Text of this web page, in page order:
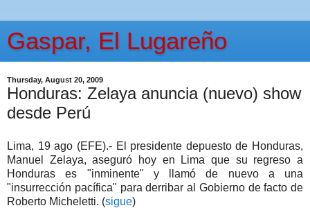
Gaspar, El Lugareño
Thursday, August 20, 2009
Honduras: Zelaya anuncia (nuevo) show
desde Perú
Lima, 19 ago (EFE).- El presidente depuesto de Honduras,
Manuel Zelaya, aseguró hoy en Lima que su regreso a
Honduras es "inminente" y llamó de nuevo a una
"insurrección pacífica" para derribar al Gobierno de facto de
Roberto Micheletti. (sigue)